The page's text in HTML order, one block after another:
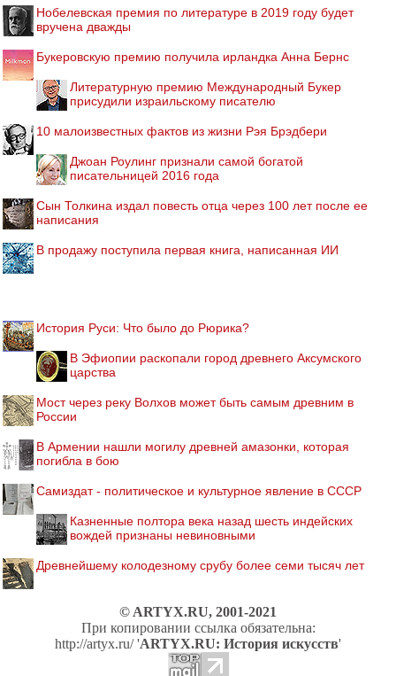
Нобелевская премия по литературе в 2019 году будет
вручена дважды
Букеровскую премию получила ирландка Анна Бернс
Литературную премию Международный Букер
присудили израильскому писателю
10 малоизвестных фактов из жизни Рэя Брэдбери
Джоан Роулинг признали самой богатой
писательницей 2016 года
Сын Толкина издал повесть отца через 100 лет после ее
написания
В продажу поступила первая книга, написанная ИИ
История Руси: Что было до Рюрика?
В Эфиопии раскопали город древнего Аксумского
царства
Мост через реку Волхов может быть самым древним в
России
В Армении нашли могилу древней амазонки, которая
погибла в бою
Самиздат - политическое и культурное явление в СССР
Казненные полтора века назад шесть индейских
вождей признаны невиновными
Древнейшему колодезному срубу более семи тысяч лет
© ARTYX.RU, 2001-2021
При копировании ссылка обязательна:
http://artyx.ru/ 'ARTYX.RU: История искусств'